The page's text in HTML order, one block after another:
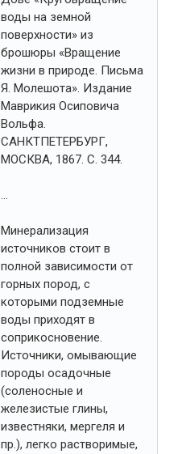
воды на земной
поверхности» из
брошюры «Вращение
жизни в природе. Письма
Я. Молешота». Издание
Маврикия Осиповича
Вольфа.
САНКТПЕТЕРБУРГ,
МОСКВА, 1867. С. 344.
…
Минерализация
источников стоит в
полной зависимости от
горных пород, с
которыми подземные
воды приходят в
соприкосновение.
Источники, омывающие
породы осадочные
(соленосные и
железистые глины,
известняки, мергеля и
пр.), легко растворимые,